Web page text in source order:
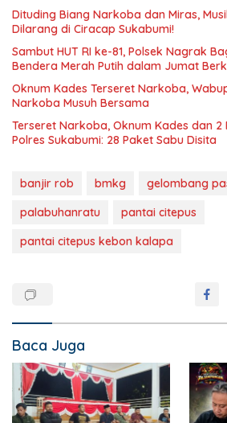
Dituding Biang Narkoba dan Miras,
Dilarang di Ciracap Sukabumi!
Sambut HUT RI ke-81, Polsek Nagrak
Bendera Merah Putih dalam Jumat
Oknum Kades Terseret Narkoba,
Narkoba Musuh Bersama
Terseret Narkoba, Oknum Kades dan 2
Polres Sukabumi: 28 Paket Sabu Disita
banjir rob bmkg
gelombang
palabuhanratu
pantai citepus
pantai citepus kebon kalapa
Baca Juga